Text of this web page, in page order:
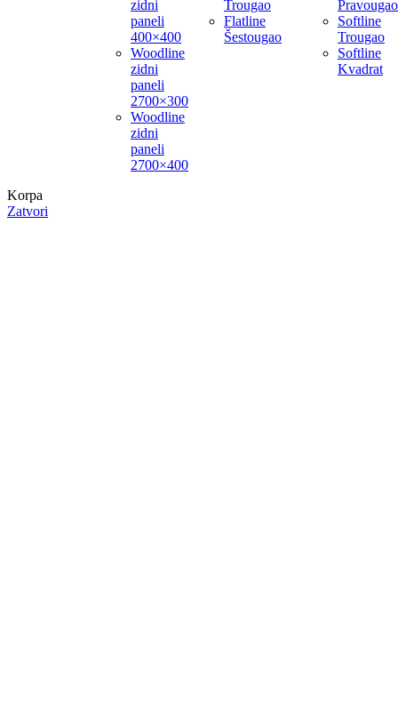
zidni
paneli
400×400
Woodline
zidni
paneli
2700×300
Woodline
zidni
paneli
2700×400
Trougao
Flatline
Šestougao
Softline
Trougao
Softline
Kvadrat
Korpa
Zatvori